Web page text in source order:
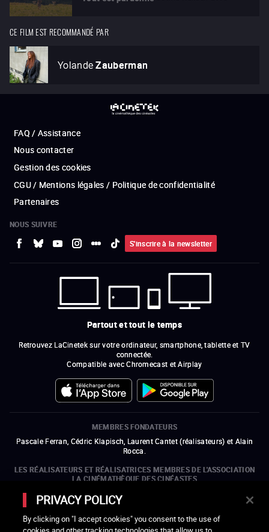
CE FILM EST RECOMMANDÉ PAR
Yolande Zauberman
FAQ / Assistance
Nous contacter
Gestion des cookies
CGU / Mentions légales / Politique de confidentialité
Partenaires
NOUS SUIVRE
S'inscrire à la newsletter
Partout et tout le temps
Retrouvez LaCinetek sur votre ordinateur, smartphone, tablette et TV
connectée.
Compatible avec Chromecast et Airplay
MEMBRES FONDATEURS
Pascale Ferran, Cédric Klapisch, Laurent Cantet (réalisateurs) et Alain
Rocca.
LES RÉALISATEURS ET RÉALISATRICES MEMBRES DE L'ASSOCIATION
LA CINÉMATHÈQUE DES CINÉASTES
Olivier Assayas, Bertrand Bonello, Michel Hazanavicius (représentant de
l'ARP), Rebecca Zlotowski et Mikael Buch (représentant de la SRF)
LES ORGANISMES MEMBRES DE L'ASSOCIATION LA CINÉMATHÈQUE
PRIVACY POLICY
By clicking on "I accept cookies" you consent to the use of